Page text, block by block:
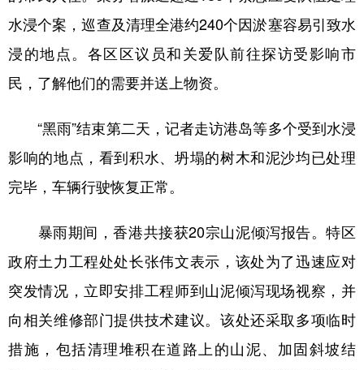
水浸个案，巡查及清理全港约240个因淤塞容易引致水
浸的地点。各区区议员和关爱队前往探访受影响市
民，了解他们的需要并送上物资。
“黑雨”结束第二天，记者走访港岛等多个受到水浸
影响的地点，看到积水、坍塌的树木和泥沙均已处理
完毕，车辆行驶恢复正常。
暴雨期间，香港共接获20宗山泥倾泻报告。特区
政府土力工程处处长张伟文表示，该处为了迅速应对
突发情况，立即安排工程师到山泥倾泻现场视察，并
向相关维修部门提供技术建议。该处还采取多项临时
措施，包括清理堆积在道路上的山泥、加固斜坡结